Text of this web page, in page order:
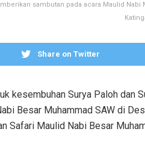
sambutan pada acara Maulid Nabi
Share on Twitter
kesembuhan Surya Paloh dan
Besar Muhammad SAW di
Safari Maulid Nabi Besar